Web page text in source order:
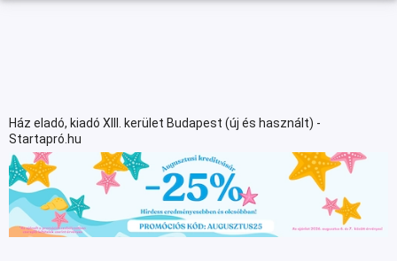
Ház eladó, kiadó XIII. kerület Budapest (új és használt) -
Startapró.hu